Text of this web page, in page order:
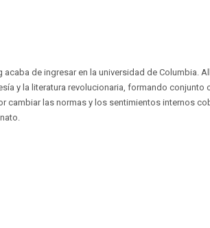
acaba de ingresar en la universidad de Columbia.
y la literatura revolucionaria, formando conjunto
cambiar las normas y los sentimientos internos